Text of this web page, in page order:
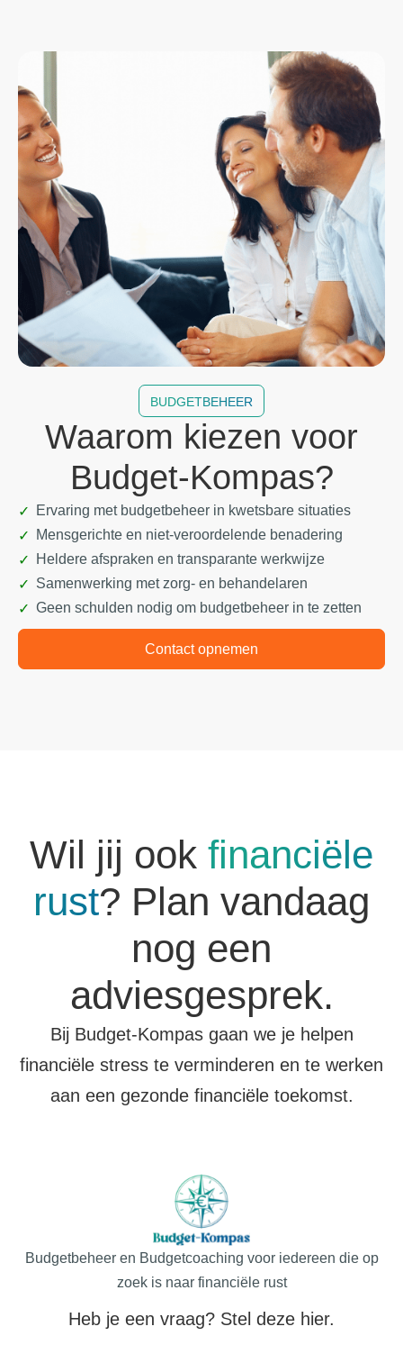
BUDGETBEHEER
Waarom kiezen voor
Budget-Kompas?
Ervaring met budgetbeheer in kwetsbare situaties
Mensgerichte en niet-veroordelende benadering
Heldere afspraken en transparante werkwijze
Samenwerking met zorg- en behandelaren
Geen schulden nodig om budgetbeheer in te zetten
Contact opnemen
Wil jij ook financiële
rust? Plan vandaag
nog een
adviesgesprek.
Bij Budget-Kompas gaan we je helpen
financiële stress te verminderen en te werken
aan een gezonde financiële toekomst.
Budgetbeheer en Budgetcoaching voor iedereen die op
zoek is naar financiële rust
Heb je een vraag? Stel deze hier.